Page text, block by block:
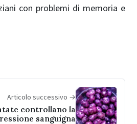
con problemi di memoria e
Articolo successivo →
controllano la
sanguigna